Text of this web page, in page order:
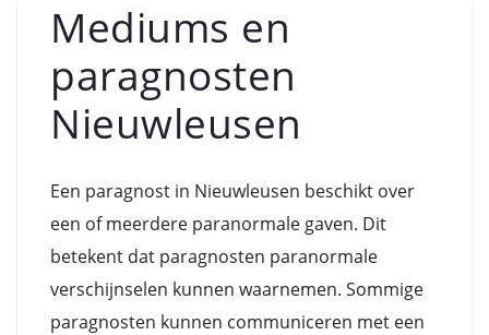
Mediums en
paragnosten
Nieuwleusen
Een paragnost in Nieuwleusen beschikt over
een of meerdere paranormale gaven. Dit
betekent dat paragnosten paranormale
verschijnselen kunnen waarnemen. Sommige
paragnosten kunnen communiceren met een